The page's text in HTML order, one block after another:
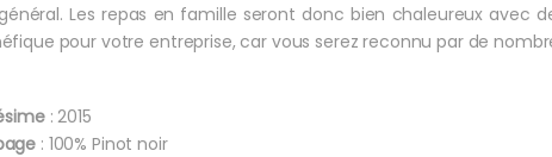
Les repas en famille seront donc bien chaleureux avec
pour votre entreprise, car vous serez reconnu par de
: 2015
: 100% Pinot noir